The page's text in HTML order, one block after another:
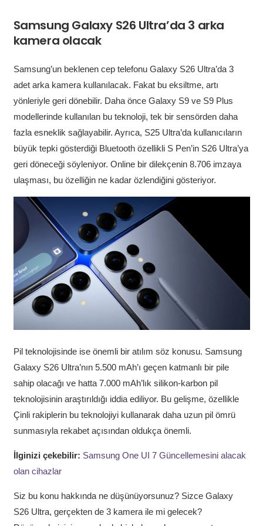
Samsung Galaxy S26 Ultra’da 3 arka
kamera olacak
Samsung’un beklenen cep telefonu Galaxy S26 Ultra’da 3
adet arka kamera kullanılacak. Fakat bu eksiltme, artı
yönleriyle geri dönebilir. Daha önce Galaxy S9 ve S9 Plus
modellerinde kullanılan bu teknoloji, tek bir sensörden daha
fazla esneklik sağlayabilir. Ayrıca, S25 Ultra’da kullanıcıların
büyük tepki gösterdiği Bluetooth özellikli S Pen’in S26 Ultra’ya
geri döneceği söyleniyor. Online bir dilekçenin 8.706 imzaya
ulaşması, bu özelliğin ne kadar özlendiğini gösteriyor.
Pil teknolojisinde ise önemli bir atılım söz konusu. Samsung
Galaxy S26 Ultra’nın 5.500 mAh’ı geçen katmanlı bir pile
sahip olacağı ve hatta 7.000 mAh’lık silikon-karbon pil
teknolojisinin araştırıldığı iddia ediliyor. Bu gelişme, özellikle
Çinli rakiplerin bu teknolojiyi kullanarak daha uzun pil ömrü
sunmasıyla rekabet açısından oldukça önemli.
İlginizi çekebilir: Samsung One UI 7 Güncellemesini alacak
olan cihazlar
Siz bu konu hakkında ne düşünüyorsunuz? Sizce Galaxy
S26 Ultra, gerçekten de 3 kamera ile mi gelecek?